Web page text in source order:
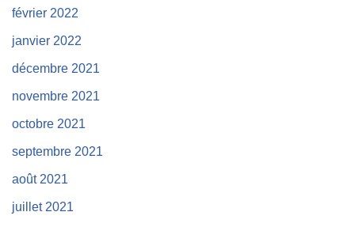
février 2022
janvier 2022
décembre 2021
novembre 2021
octobre 2021
septembre 2021
août 2021
juillet 2021